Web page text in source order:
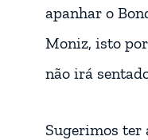
apanhar o
Moniz, isto
não irá
Sugerimos ter